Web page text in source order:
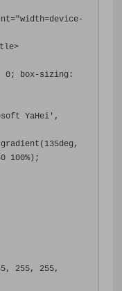
="width=device-
0; box-sizing :
YaHei' ,
( 135deg ,
100% );
, 255, 255,